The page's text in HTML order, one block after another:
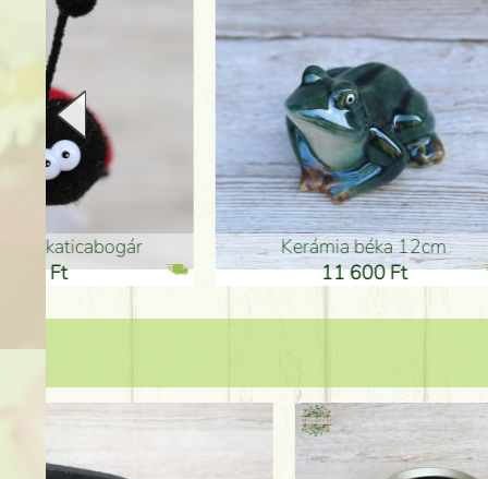
Kerámia béka 12cm
11 600 Ft